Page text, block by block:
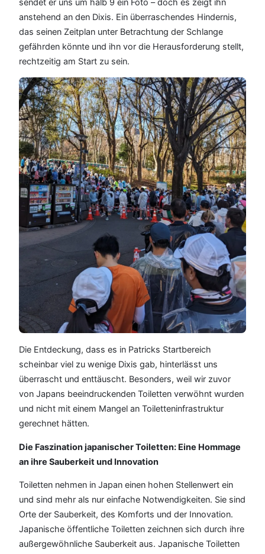
sendet er uns um halb 9 ein Foto – doch es zeigt ihn
anstehend an den Dixis. Ein überraschendes Hindernis,
das seinen Zeitplan unter Betrachtung der Schlange
gefährden könnte und ihn vor die Herausforderung stellt,
rechtzeitig am Start zu sein.
Die Entdeckung, dass es in Patricks Startbereich
scheinbar viel zu wenige Dixis gab, hinterlässt uns
überrascht und enttäuscht. Besonders, weil wir zuvor
von Japans beeindruckenden Toiletten verwöhnt wurden
und nicht mit einem Mangel an Toiletteninfrastruktur
gerechnet hätten.
Die Faszination japanischer Toiletten: Eine Hommage
an ihre Sauberkeit und Innovation
Toiletten nehmen in Japan einen hohen Stellenwert ein
und sind mehr als nur einfache Notwendigkeiten. Sie sind
Orte der Sauberkeit, des Komforts und der Innovation.
Japanische öffentliche Toiletten zeichnen sich durch ihre
außergewöhnliche Sauberkeit aus. Japanische Toiletten